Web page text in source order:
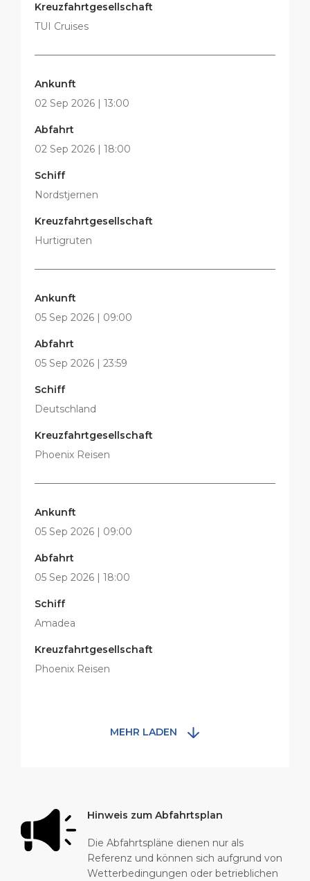
Kreuzfahrtgesellschaft
TUI Cruises
Ankunft
02 Sep 2026 | 13:00
Abfahrt
02 Sep 2026 | 18:00
Schiff
Nordstjernen
Kreuzfahrtgesellschaft
Hurtigruten
Ankunft
05 Sep 2026 | 09:00
Abfahrt
05 Sep 2026 | 23:59
Schiff
Deutschland
Kreuzfahrtgesellschaft
Phoenix Reisen
Ankunft
05 Sep 2026 | 09:00
Abfahrt
05 Sep 2026 | 18:00
Schiff
Amadea
Kreuzfahrtgesellschaft
Phoenix Reisen
MEHR LADEN
Hinweis zum Abfahrtsplan
Die Abfahrtspläne dienen nur als
Referenz und können sich aufgrund von
Wetterbedingungen oder betrieblichen